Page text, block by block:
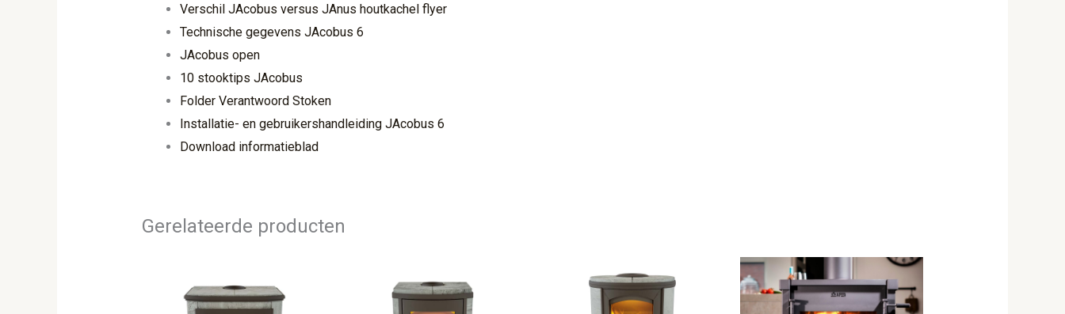
Verschil JAcobus versus JAnus houtkachel flyer
Technische gegevens JAcobus 6
JAcobus open
10 stooktips JAcobus
Folder Verantwoord Stoken
Installatie- en gebruikershandleiding JAcobus 6
Download informatieblad
Gerelateerde producten